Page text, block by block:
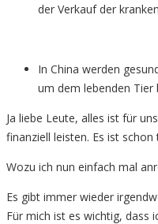
der Verkauf der
In China werden
um dem lebenden Tier
Ja liebe Leute, alles ist für
finanziell leisten. Es ist
Wozu ich nun einfach mal
Es gibt immer wieder
Für mich ist es wichtig, dass